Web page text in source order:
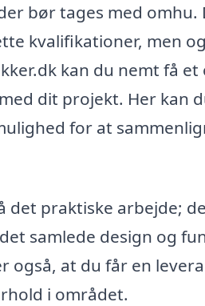
bør tages med
kvalifikationer, men
kan du nemt få et
dit projekt. Her kan
for at
praktiske arbejde;
samlede design og
at du får en
i området.